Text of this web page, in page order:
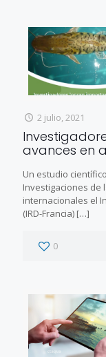
2 julio, 2021
avances en
Un estudio
Investigaciones de
internacionales el
(IRD-Francia) […]
0